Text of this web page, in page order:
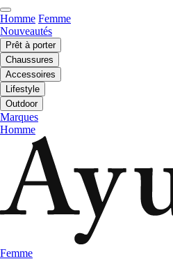
Homme Femme
Nouveautés
Prêt à porter
Chaussures
Accessoires
Lifestyle
Outdoor
Marques
Homme
Femme